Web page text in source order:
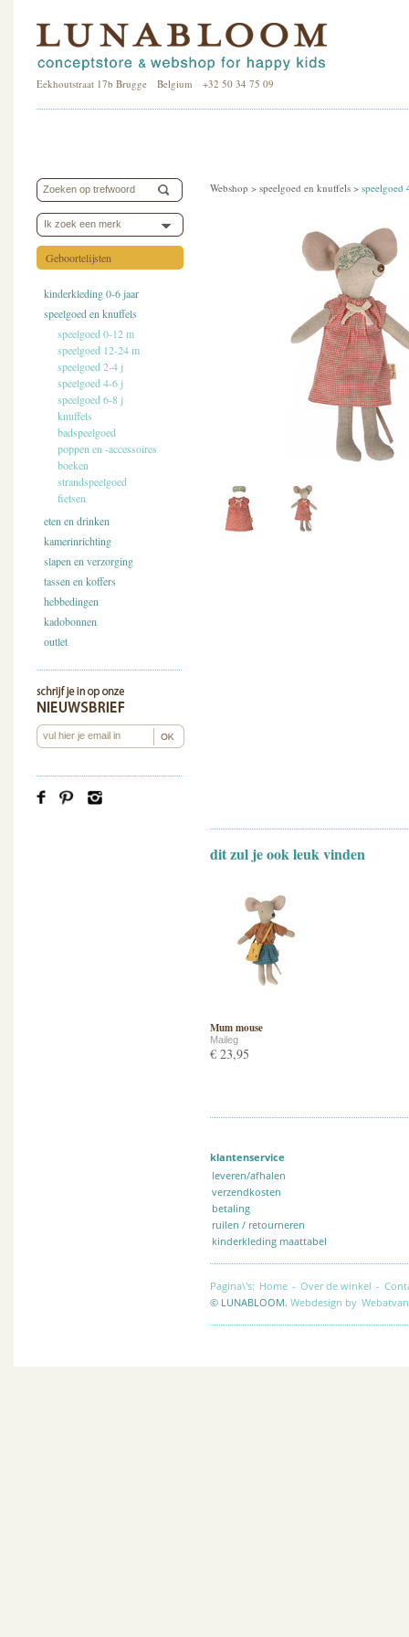
Eekhoutstraat 17b Brugge Belgium +32 50 34 75 09
Ik zoek een merk
Geboortelijsten
kinderkleding 0-6 jaar
speelgoed en knuffels
speelgoed 0-12 m
speelgoed 12-24 m
speelgoed 2-4 j
speelgoed 4-6 j
speelgoed 6-8 j
knuffels
badspeelgoed
poppen en -accessoires
boeken
strandspeelgoed
fietsen
eten en drinken
kamerinrichting
slapen en verzorging
tassen en koffers
hebbedingen
kadobonnen
outlet
Webshop > speelgoed en knuffels > speelgoed
dit zul je ook leuk vinden
Mum mouse
Maileg
€ 23,95
klantenservice
leveren/afhalen
verzendkosten
betaling
ruilen / retourneren
kinderkleding maattabel
Pagina\'s: Home - Over de winkel -
© LUNABLOOM. Webdesign by